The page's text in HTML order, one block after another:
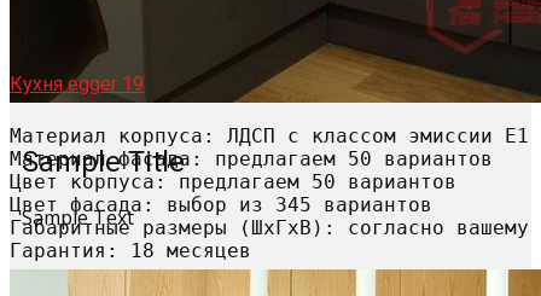
Sample Title
Sample Text
Кухня egger 19
Материал корпуса: ЛДСП с классом эмиссии Е1
Материал фасада: предлагаем 50 вариантов
Цвет корпуса: предлагаем 50 вариантов
Цвет фасада: выбор из 345 вариантов
Габаритные размеры (ШхГхВ): согласно вашему
Гарантия: 18 месяцев